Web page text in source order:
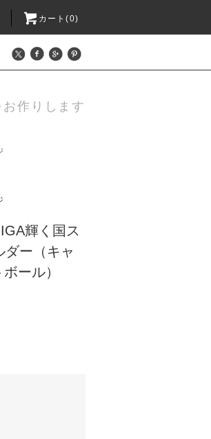
カート(0)
作りします
輝く国ス
ダー（キャ
ール）